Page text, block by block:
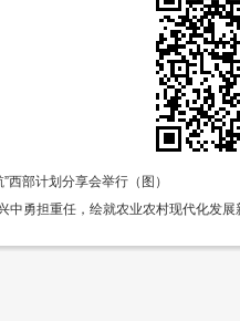
西部计划分享会举行（图）
中勇担重任，绘就农业农村现代化发展